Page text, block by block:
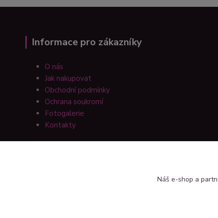
Informace pro zákazníky
O nás
Jak nakupovat
Obchodní podmínky
Ochrana soukromí
Fotogalerie
Kontakty
Náš e-shop a